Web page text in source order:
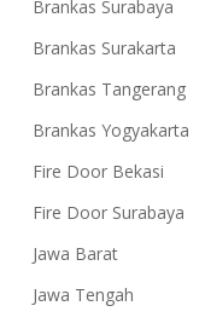
Brankas Surabaya
Brankas Surakarta
Brankas Tangerang
Brankas Yogyakarta
Fire Door Bekasi
Fire Door Surabaya
Jawa Barat
Jawa Tengah